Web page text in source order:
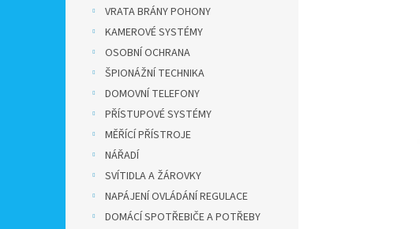
VRATA BRÁNY POHONY
KAMEROVÉ SYSTÉMY
OSOBNÍ OCHRANA
ŠPIONÁŽNÍ TECHNIKA
DOMOVNÍ TELEFONY
PŘÍSTUPOVÉ SYSTÉMY
MĚŘÍCÍ PŘÍSTROJE
NÁŘADÍ
SVÍTIDLA A ŽÁROVKY
NAPÁJENÍ OVLÁDÁNÍ REGULACE
DOMÁCÍ SPOTŘEBIČE A POTŘEBY